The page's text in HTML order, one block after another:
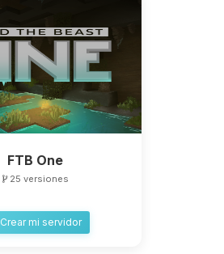
FTB One
25 versiones
Crear mi servidor